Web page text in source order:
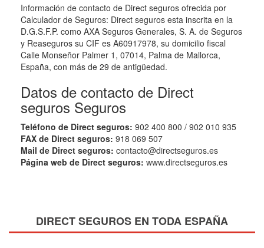
Información de contacto de Direct seguros ofrecida por
Calculador de Seguros: Direct seguros esta inscrita en la
D.G.S.F.P. como AXA Seguros Generales, S. A. de Seguros
y Reaseguros su CIF es A60917978, su domicilio fiscal
Calle Monseñor Palmer 1, 07014, Palma de Mallorca,
España, con más de 29 de antigüedad.
Datos de contacto de Direct
seguros Seguros
Teléfono de Direct seguros: 902 400 800 / 902 010 935
FAX de Direct seguros: 918 069 507
Mail de Direct seguros: contacto@directseguros.es
Página web de Direct seguros: www.directseguros.es
DIRECT SEGUROS EN TODA ESPAÑA